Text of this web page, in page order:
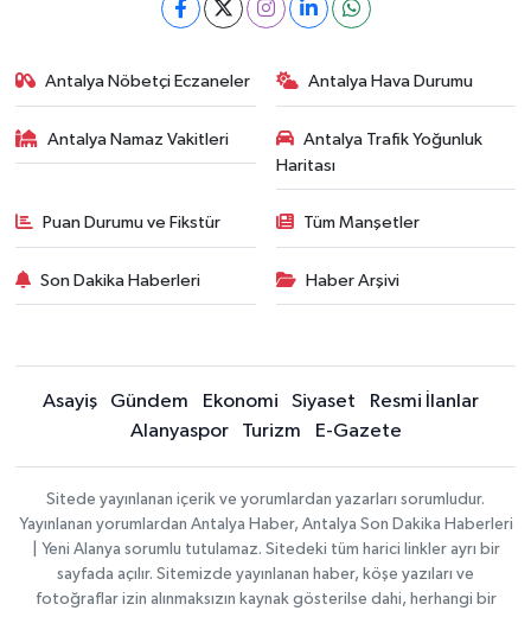
Antalya Nöbetçi Eczaneler Antalya Hava Durumu
Antalya Namaz Vakitleri
Antalya Trafik Yoğunluk
Haritası
Puan Durumu ve Fikstür Tüm Manşetler
Son Dakika Haberleri Haber Arşivi
Asayiş Gündem Ekonomi Siyaset
Resmi İlanlar
Alanyaspor
Turizm E-Gazete
Sitede yayınlanan içerik ve yorumlardan yazarları sorumludur.
Yayınlanan yorumlardan Antalya Haber, Antalya Son Dakika Haberleri
| Yeni Alanya sorumlu tutulamaz. Sitedeki tüm harici linkler ayrı bir
sayfada açılır. Sitemizde yayınlanan haber, köşe yazıları ve
fotoğraflar izin alınmaksızın kaynak gösterilse dahi, herhangi bir